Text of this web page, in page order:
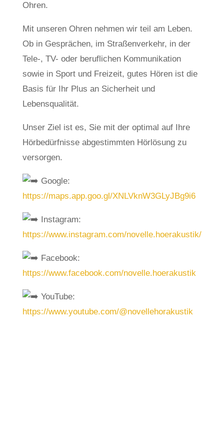
Ohren.
Mit unseren Ohren nehmen wir teil am Leben.
Ob in Gesprächen, im Straßenverkehr, in der
Tele-, TV- oder beruflichen Kommunikation
sowie in Sport und Freizeit, gutes Hören ist die
Basis für Ihr Plus an Sicherheit und
Lebensqualität.
Unser Ziel ist es, Sie mit der optimal auf Ihre
Hörbedürfnisse abgestimmten Hörlösung zu
versorgen.
Google:
https://maps.app.goo.gl/XNLVknW3GLyJBg9i6
Instagram:
https://www.instagram.com/novelle.hoerakustik/
Facebook:
https://www.facebook.com/novelle.hoerakustik
YouTube:
https://www.youtube.com/@novellehorakustik